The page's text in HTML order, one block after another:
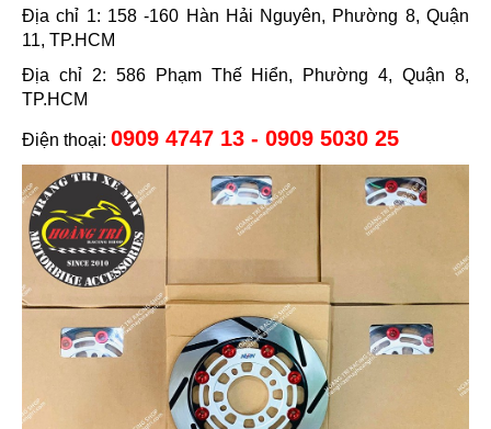
Địa chỉ 1: 158 -160 Hàn Hải Nguyên, Phường 8, Quận
11, TP.HCM
Địa chỉ 2: 586 Phạm Thế Hiển, Phường 4, Quận 8,
TP.HCM
Điện thoại: 0909 4747 13 - 0909 5030 25